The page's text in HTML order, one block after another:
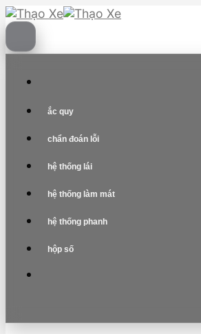
Skip
to
content
ắc quy
chẩn đoán lỗi
hệ thống lái
hệ thống làm mát
hệ thống phanh
hộp số